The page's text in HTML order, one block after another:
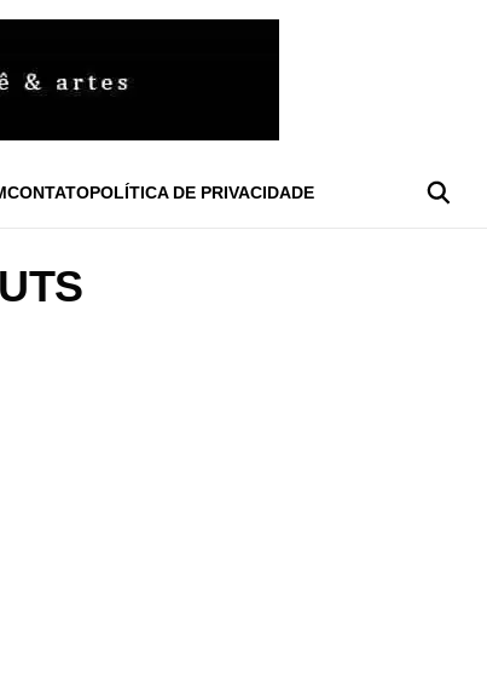
CONTATOPOLÍTICA DE PRIVACIDADE